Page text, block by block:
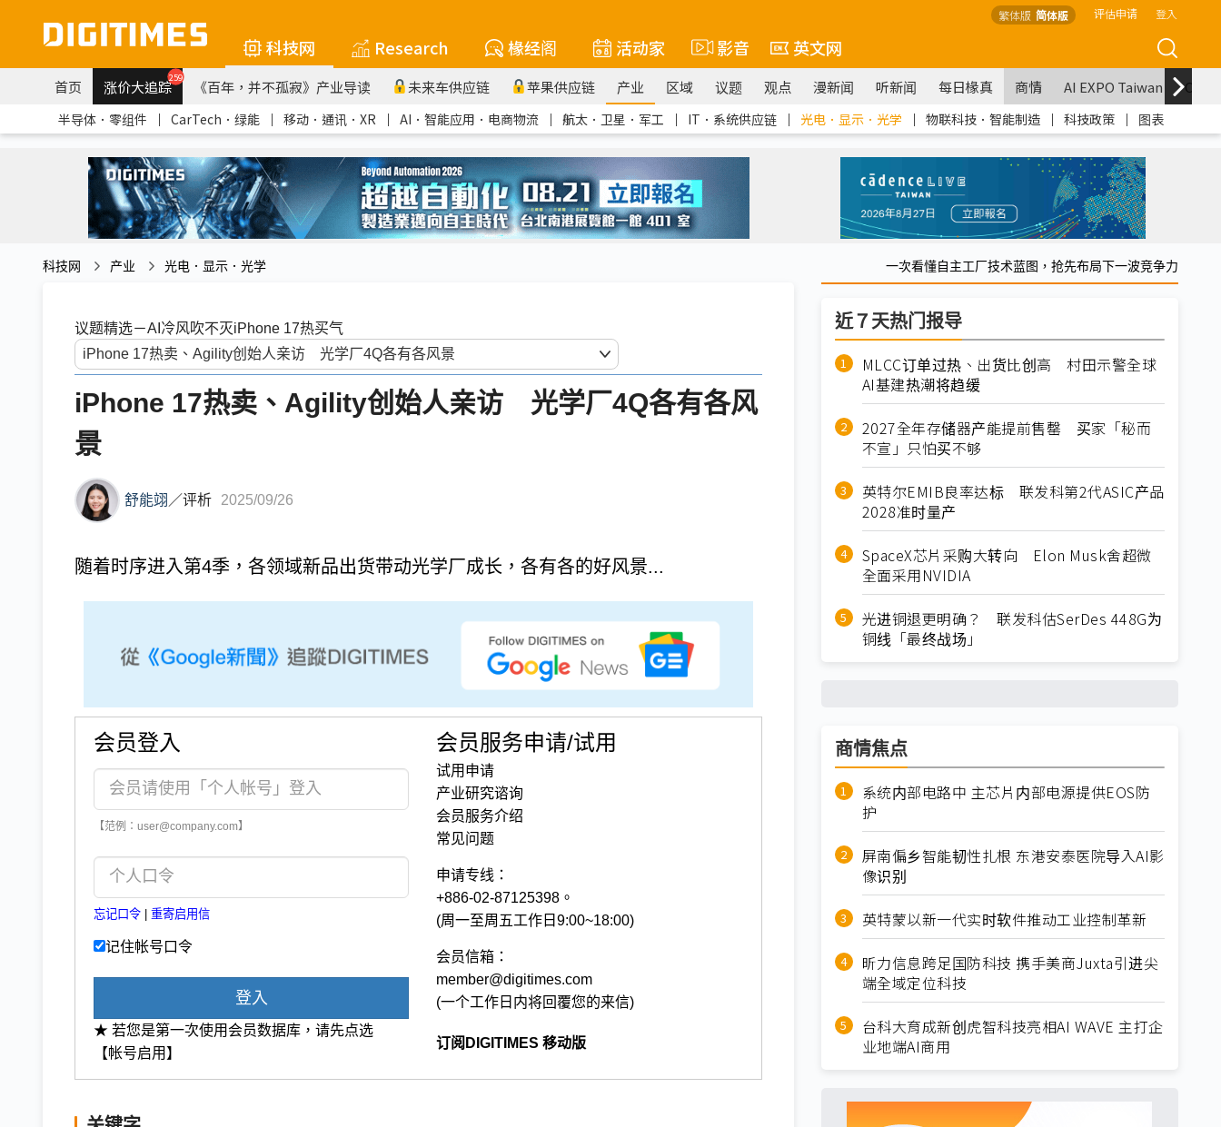
繁体版 简体版 评估申请 登入
科技网 Research 椽经阁 活动家 影音 英文网
首页 涨价大追踪259 《百年，并不孤寂》产业导读 未来车供应链 苹果供应链 产业 区域 议题 观点 漫新闻 听新闻 每日椽真 商情 AI EXPO Taiwan
半导体．零组件 ｜ CarTech．绿能 ｜ 移动．通讯．XR ｜ AI．智能应用．电商物流 ｜ 航太．卫星．军工 ｜ IT．系统供应链 ｜ 光电．显示．光学 ｜ 物联科技．智能制造 ｜ 科技政策 ｜ 图表
科技网 产业 光电．显示．光学 一次看懂自主工厂技术蓝图，抢先布局下一波竞争力
议题精选－AI冷风吹不灭iPhone 17热买气
iPhone 17热卖、Agility创始人亲访 光学厂4Q各有各风
景
舒能翊 ／评析 2025/09/26
随着时序进入第4季，各领域新品出货带动光学厂成长，各有各的好风景...
会员登入
【范例：user@company.com】
忘记口令 重寄启用信
记住帐号口令
登入
★ 若您是第一次使用会员数据库，请先点选
【帐号启用】
会员服务申请/试用
试用申请
产业研究谘询
会员服务介绍
常见问题
申请专线：
+886-02-87125398。
(周一至周五工作日9:00~18:00)
会员信箱：
member@digitimes.com
(一个工作日内将回覆您的来信)
订阅DIGITIMES 移动版
近７天热门报导
MLCC订单过热、出货比创高 村田示警全球
AI基建热潮将趋缓
2027全年存储器产能提前售罄 买家「秘而
不宣」只怕买不够
英特尔EMIB良率达标 联发科第2代ASIC产品
2028准时量产
SpaceX芯片采购大转向 Elon Musk舍超微
全面采用NVIDIA
光进铜退更明确？ 联发科估SerDes 448G为
铜线「最终战场」
商情焦点
系统内部电路中 主芯片内部电源提供EOS防
护
屏南偏乡智能韧性扎根 东港安泰医院导入AI影
像识别
英特蒙以新一代实时软件推动工业控制革新
昕力信息跨足国防科技 携手美商Juxta引进尖
端全域定位科技
台科大育成新创虎智科技亮相AI WAVE 主打企
业地端AI商用